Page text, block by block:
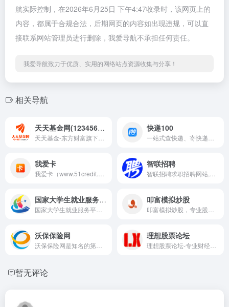
航实际控制，在2026年6月25日 下午4:47收录时，该网页上的
内容，都属于合规合法，后期网页的内容如出现违规，可以直
接联系网站管理员进行删除，我爱导航不承担任何责任。
我爱导航致力于优质、实用的网络站点资源收集与分享！
相关导航
天天基金网(1234567.com.cn) 快递100
我爱卡 智联招聘
国家大学生就业服务平台 叩富模拟炒股
沃保保险网 理想股票论坛
暂无评论